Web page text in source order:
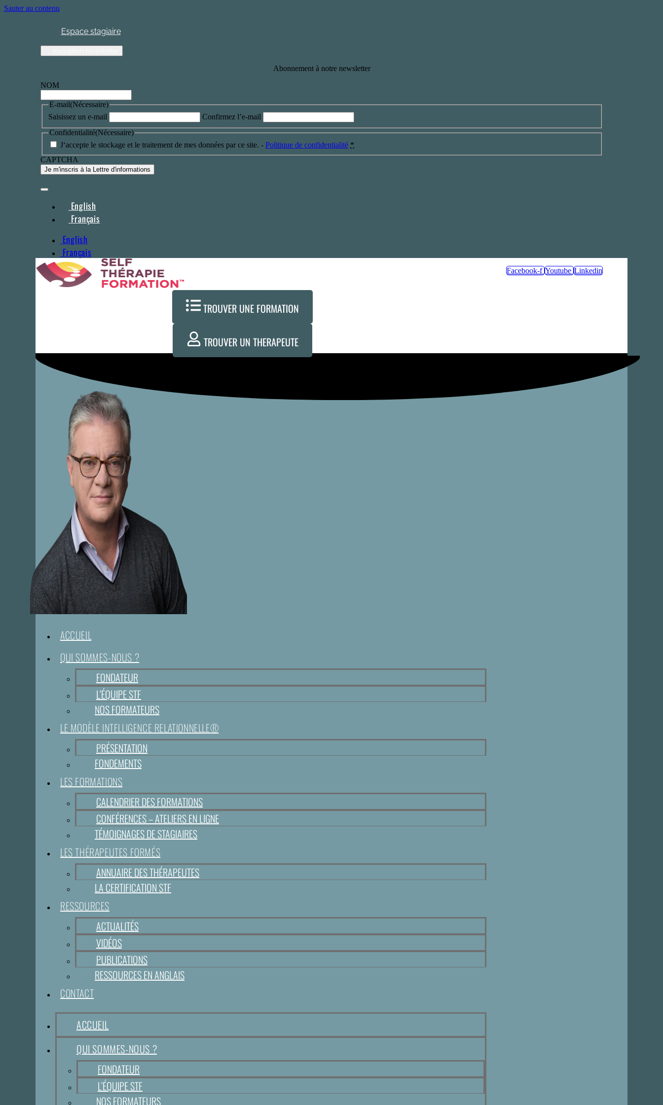
Sauter au contenu
Espace stagiaire
Abonnement à notre newsletter
NOM
E-mail(Nécessaire)
Saisissez un e-mail
Confirmez l’e-mail
Confidentialité(Nécessaire)
J‘accepte le stockage et le traitement de mes données par ce site. - Politique de confidentialité *
CAPTCHA
English
Français
English
Français
Facebook-f Youtube Linkedin
TROUVER UNE FORMATION
TROUVER UN THERAPEUTE
ACCUEIL
QUI SOMMES-NOUS ?
FONDATEUR
L’ÉQUIPE STF
NOS FORMATEURS
LE MODÈLE INTELLIGENCE RELATIONNELLE®
PRÉSENTATION
FONDEMENTS
LES FORMATIONS
CALENDRIER DES FORMATIONS
CONFÉRENCES – ATELIERS EN LIGNE
TÉMOIGNAGES DE STAGIAIRES
LES THÉRAPEUTES FORMÉS
ANNUAIRE DES THÉRAPEUTES
LA CERTIFICATION STF
RESSOURCES
ACTUALITÉS
VIDÉOS
PUBLICATIONS
RESSOURCES EN ANGLAIS
CONTACT
ACCUEIL
QUI SOMMES-NOUS ?
FONDATEUR
L’ÉQUIPE STF
NOS FORMATEURS